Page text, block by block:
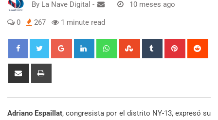
By La Nave Digital - 10 meses ago
0 267 1 minute read
Google+ LinkedIn WhatsappStumbleUpon
Tumblr Pinterest
Share
Adriano Espaillat, congresista por el distrito NY-13, expresó su